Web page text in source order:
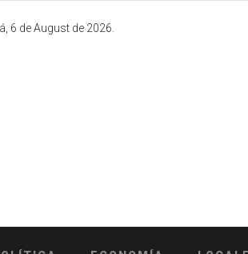
6 de August de 2026.